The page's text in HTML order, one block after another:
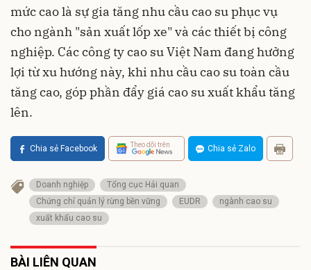
mức cao là sự gia tăng nhu cầu cao su phục vụ
cho ngành "sản xuất lốp xe" và các thiết bị công
nghiệp. Các công ty cao su Việt Nam đang hưởng
lợi từ xu hướng này, khi nhu cầu cao su toàn cầu
tăng cao, góp phần đẩy giá cao su xuất khẩu tăng
lên.
Chia sẻ Facebook Theo dõi trên Chia sẻ Zalo
Doanh nghiệp
Tổng cục Hải quan
Chứng chỉ quản lý rừng bền vững
EUDR
ngành cao su
xuất khẩu cao su
BÀI LIÊN QUAN